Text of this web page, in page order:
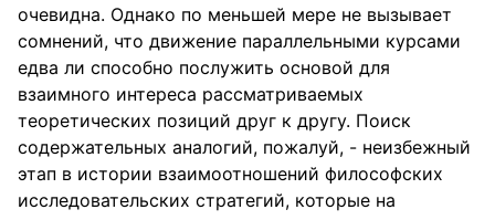
очевидна. Однако по меньшей мере не вызывает
сомнений, что движение параллельными курсами
едва ли способно послужить основой для
взаимного интереса рассматриваемых
теоретических позиций друг к другу. Поиск
содержательных аналогий, пожалуй, - неизбежный
этап в истории взаимоотношений философских
исследовательских стратегий, которые на